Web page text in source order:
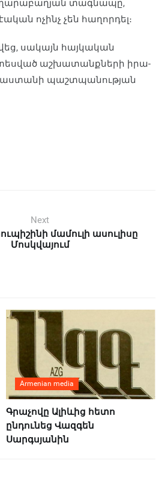
ղարա­բաղյան տագնապը,
ոչինչ չեն հաղորդել։
սակայն հայկական
աշխատանքների իրա­
պաշտպանության
Next
մամուլի ասուլիսը
Մոսկվայում
Armenian media
Գրաչովը Ալիևից հետո
ընդունեց Վազգեն
Սարգսյանին